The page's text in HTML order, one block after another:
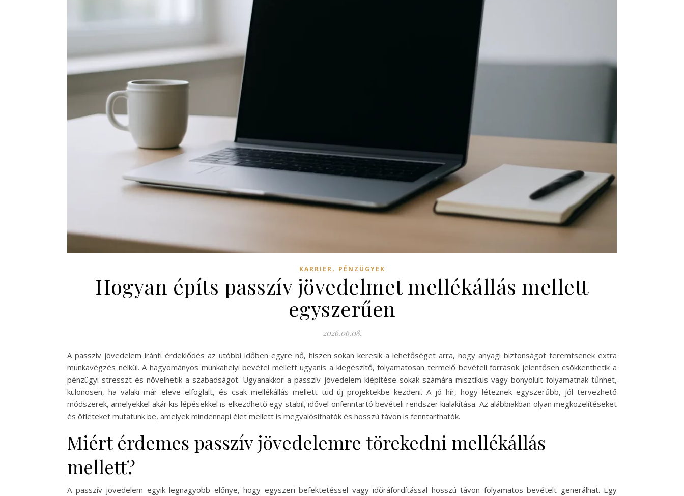
KARRIER, PÉNZÜGYEK
Hogyan építs passzív jövedelmet mellékállás mellett
egyszerűen
2026.06.08.
A passzív jövedelem iránti érdeklődés az utóbbi időben egyre nő, hiszen sokan keresik a lehetőséget arra, hogy anyagi biztonságot teremtsenek extra
munkavégzés nélkül. A hagyományos munkahelyi bevétel mellett ugyanis a kiegészítő, folyamatosan termelő bevételi források jelentősen csökkenthetik a
pénzügyi stresszt és növelhetik a szabadságot. Ugyanakkor a passzív jövedelem kiépítése sokak számára misztikus vagy bonyolult folyamatnak tűnhet,
különösen, ha valaki már eleve elfoglalt, és csak mellékállás mellett tud új projektekbe kezdeni. A jó hír, hogy léteznek egyszerűbb, jól tervezhető
módszerek, amelyekkel akár kis lépésekkel is elkezdhető egy stabil, idővel önfenntartó bevételi rendszer kialakítása. Az alábbiakban olyan megközelítéseket
és ötleteket mutatunk be, amelyek mindennapi élet mellett is megvalósíthatók és hosszú távon is fenntarthatók.
Miért érdemes passzív jövedelemre törekedni mellékállás
mellett?
A passzív jövedelem egyik legnagyobb előnye, hogy egyszeri befektetéssel vagy időráfordítással hosszú távon folyamatos bevételt generálhat. Egy